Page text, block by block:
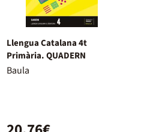
Llengua Catalana 4t
Primària. QUADERN
Baula